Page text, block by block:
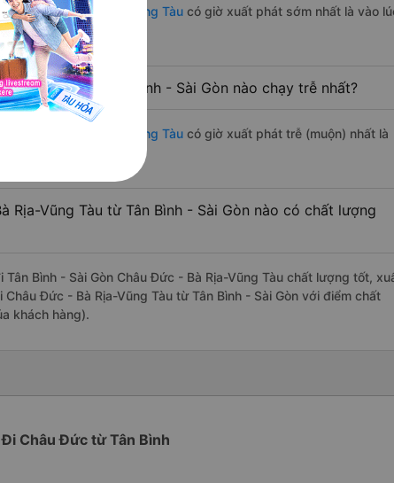
Châu Đức - Bà Rịa-Vũng Tàu có giờ xuất phát sớm nhất là vào
Vũng Tàu từ Tân Bình - Sài Gòn nào chạy trễ nhất?
Châu Đức - Bà Rịa-Vũng Tàu có giờ xuất phát trễ (muộn) nhất là
Rịa-Vũng Tàu từ Tân Bình - Sài Gòn nào có chất lượng
Tân Bình - Sài Gòn Châu Đức - Bà Rịa-Vũng Tàu chất lượng tốt,
Đức - Bà Rịa-Vũng Tàu từ Tân Bình - Sài Gòn với điểm chất
khách hàng).
Châu Đức từ Tân Bình